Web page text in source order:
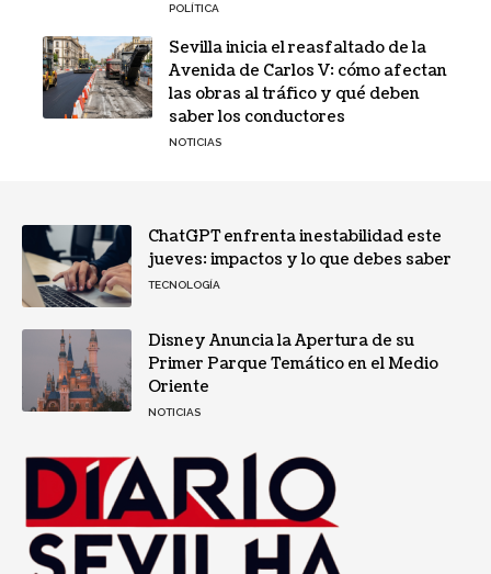
POLÍTICA
Sevilla inicia el reasfaltado de la
Avenida de Carlos V: cómo afectan
las obras al tráfico y qué deben
saber los conductores
NOTICIAS
ChatGPT enfrenta inestabilidad este
jueves: impactos y lo que debes saber
TECNOLOGÍA
Disney Anuncia la Apertura de su
Primer Parque Temático en el Medio
Oriente
NOTICIAS